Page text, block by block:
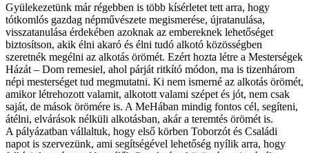
Gyülekezetünk már régebben is több kísérletet tett arra, hogy
tótkomlós gazdag népművészete megismerése, újratanulása,
visszatanulása érdekében azoknak az embereknek lehetőséget
biztosítson, akik élni akaró és élni tudó alkotó közösségben
szeretnék megélni az alkotás örömét. Ezért hozta létre a Mesterségek
Házát – Dom remesiel, ahol párját ritkító módon, ma is tizenhárom
népi mesterséget tud megmutatni. Ki nem ismerné az alkotás örömét,
amikor létrehozott valamit, alkotott valami szépet és jót, nem csak
saját, de mások örömére is. A MeHában mindig fontos cél, segíteni,
átélni, elvárások nélküli alkotásban, akár a teremtés örömét is.
A pályázatban vállaltuk, hogy első körben Toborzót és Családi
napot is szervezünk, ami segítségével lehetőség nyílik arra, hogy